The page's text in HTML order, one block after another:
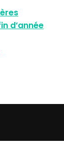
d’année